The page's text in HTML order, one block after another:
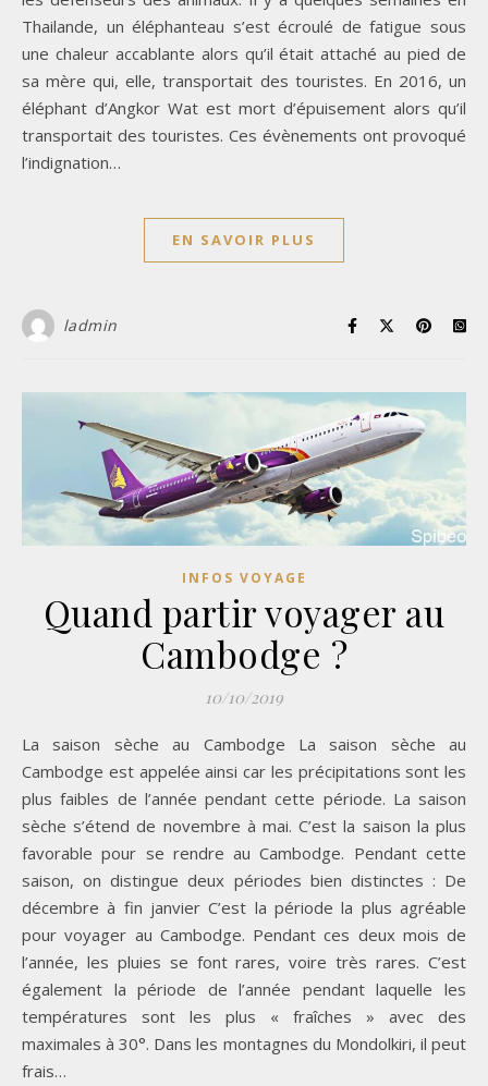
Thailande, un éléphanteau s’est écroulé de fatigue sous
une chaleur accablante alors qu’il était attaché au pied de
sa mère qui, elle, transportait des touristes. En 2016, un
éléphant d’Angkor Wat est mort d’épuisement alors qu’il
transportait des touristes. Ces évènements ont provoqué
l’indignation…
EN SAVOIR PLUS
ladmin
INFOS VOYAGE
Quand partir voyager au
Cambodge ?
10/10/2019
La saison sèche au Cambodge La saison sèche au
Cambodge est appelée ainsi car les précipitations sont les
plus faibles de l’année pendant cette période. La saison
sèche s’étend de novembre à mai. C’est la saison la plus
favorable pour se rendre au Cambodge. Pendant cette
saison, on distingue deux périodes bien distinctes : De
décembre à fin janvier C’est la période la plus agréable
pour voyager au Cambodge. Pendant ces deux mois de
l’année, les pluies se font rares, voire très rares. C’est
également la période de l’année pendant laquelle les
températures sont les plus « fraîches » avec des
maximales à 30°. Dans les montagnes du Mondolkiri, il peut
frais…